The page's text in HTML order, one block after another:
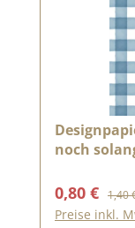
noch
0,80 € 1,40
Preise inkl.